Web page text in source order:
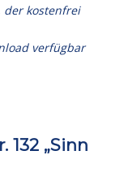
kostenfrei
verfügbar
„Sinn